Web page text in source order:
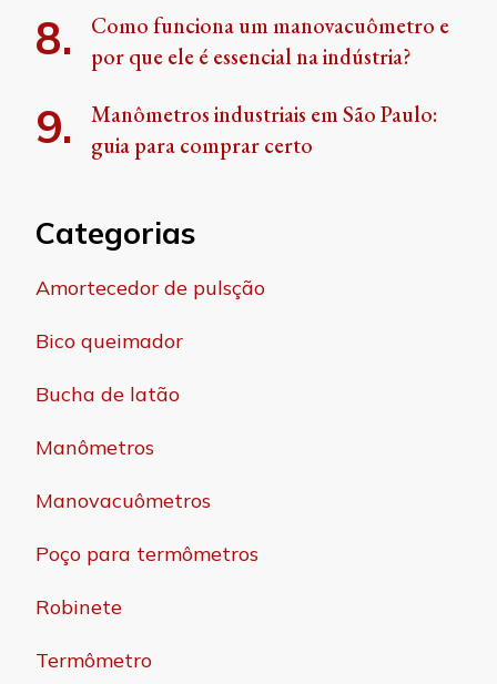
Como funciona um manovacuômetro e
por que ele é essencial na indústria?
Manômetros industriais em São Paulo:
guia para comprar certo
Categorias
Amortecedor de pulsção
Bico queimador
Bucha de latão
Manômetros
Manovacuômetros
Poço para termômetros
Robinete
Termômetro